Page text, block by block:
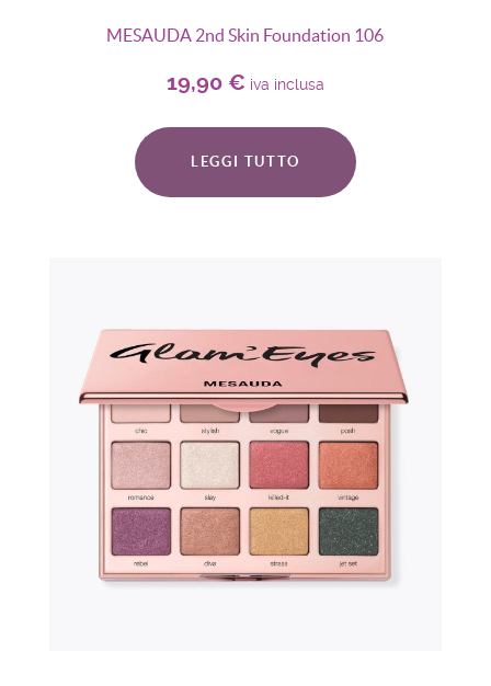
MESAUDA 2nd Skin Foundation 106
19,90 € iva inclusa
LEGGI TUTTO